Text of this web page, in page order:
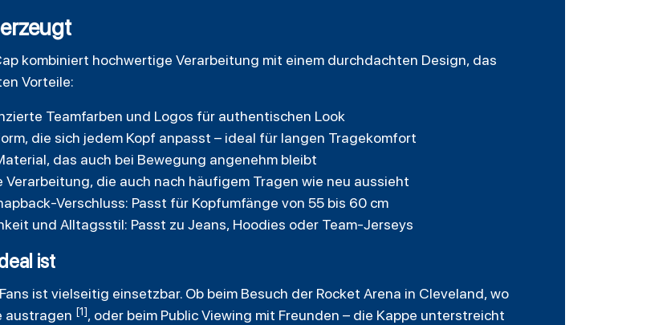
kombiniert hochwertige Verarbeitung mit einem durchdachten Design, das
Vorteile:
Teamfarben und Logos für authentischen Look
die sich jedem Kopf anpasst – ideal für langen Tragekomfort
das auch bei Bewegung angenehm bleibt
die auch nach häufigem Tragen wie neu aussieht
Verschluss: Passt für Kopfumfänge von 55 bis 60 cm
und Alltagsstil: Passt zu Jeans, Hoodies oder Team-Jerseys
ist
ist vielseitig einsetzbar. Ob beim Besuch der Rocket Arena in Cleveland, wo
austragen [1], oder beim Public Viewing mit Freunden – die Kappe unterstreicht